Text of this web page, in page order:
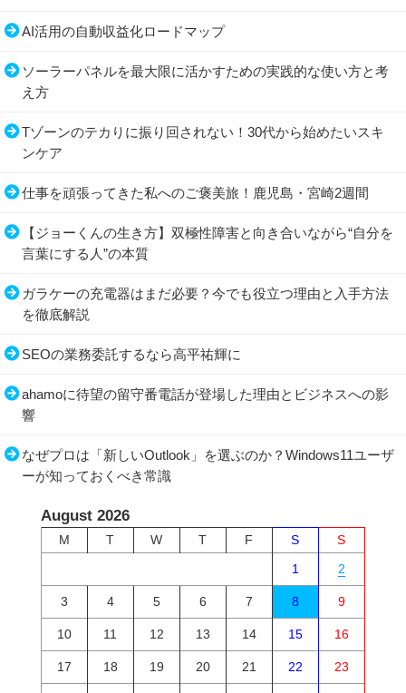
AI活用の自動収益化ロードマップ
ソーラーパネルを最大限に活かすための実践的な使い方と考
え方
Tゾーンのテカりに振り回されない！30代から始めたいスキ
ンケア
仕事を頑張ってきた私へのご褒美旅！鹿児島・宮崎2週間
【ジョーくんの生き方】双極性障害と向き合いながら“自分を
言葉にする人”の本質
ガラケーの充電器はまだ必要？今でも役立つ理由と入手方法
を徹底解説
SEOの業務委託するなら高平祐輝に
ahamoに待望の留守番電話が登場した理由とビジネスへの影
響
なぜプロは「新しいOutlook」を選ぶのか？Windows11ユーザ
ーが知っておくべき常識
August 2026
M T W T F S
S
1
2
3 4 5 6 7 8 9
10 11 12 13 14 15 16
17 18 19 20 21 22 23